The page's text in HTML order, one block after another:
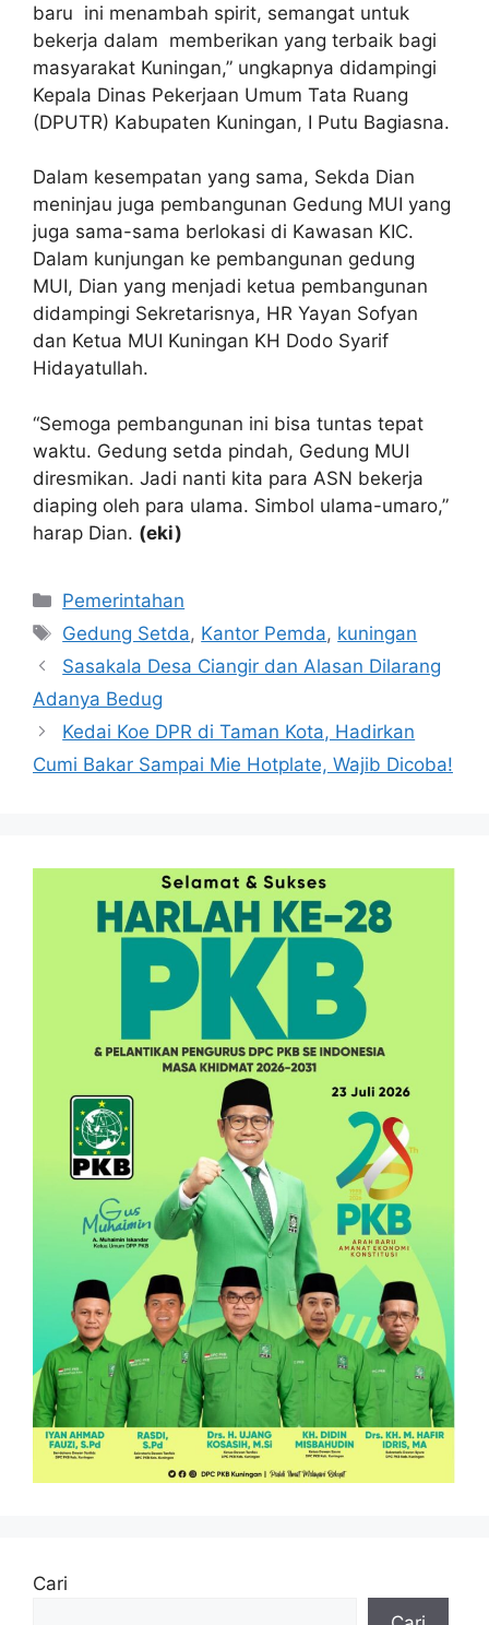
baru ini menambah spirit, semangat untuk
bekerja dalam memberikan yang terbaik bagi
masyarakat Kuningan,” ungkapnya didampingi
Kepala Dinas Pekerjaan Umum Tata Ruang
(DPUTR) Kabupaten Kuningan, I Putu Bagiasna.
Dalam kesempatan yang sama, Sekda Dian
meninjau juga pembangunan Gedung MUI yang
juga sama-sama berlokasi di Kawasan KIC.
Dalam kunjungan ke pembangunan gedung
MUI, Dian yang menjadi ketua pembangunan
didampingi Sekretarisnya, HR Yayan Sofyan
dan Ketua MUI Kuningan KH Dodo Syarif
Hidayatullah.
“Semoga pembangunan ini bisa tuntas tepat
waktu. Gedung setda pindah, Gedung MUI
diresmikan. Jadi nanti kita para ASN bekerja
diaping oleh para ulama. Simbol ulama-umaro,”
harap Dian. (eki)
Kategori
Pemerintahan
Tag
Gedung Setda, Kantor Pemda, kuningan
Sasakala Desa Ciangir dan Alasan Dilarang
Adanya Bedug
Kedai Koe DPR di Taman Kota, Hadirkan
Cumi Bakar Sampai Mie Hotplate, Wajib Dicoba!
Cari